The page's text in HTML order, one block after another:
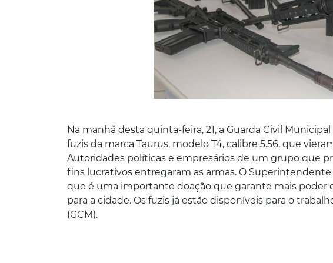
Na manhã desta quinta-feira, 21, a Guarda Civil
fuzis da marca Taurus, modelo T4, calibre 5.56, que
Autoridades políticas e empresários de um grupo que
fins lucrativos entregaram as armas. O
que é uma importante doação que garante mais
para a cidade. Os fuzis já estão disponíveis para o
(GCM).